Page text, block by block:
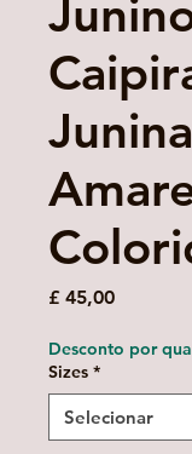
Junina
£ 45,00Preço
Desconto por
Sizes *